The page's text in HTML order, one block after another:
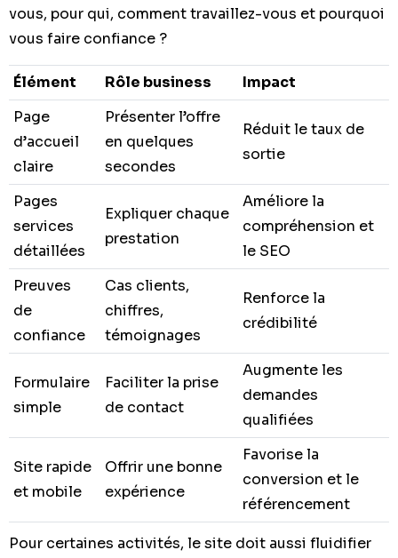
vous, pour qui, comment travaillez-vous et pourquoi
vous faire confiance ?
Élément Rôle business
Impact
Page
d’accueil
claire
Présenter l’offre
en quelques
secondes
Réduit le taux de
sortie
Pages
services
détaillées
Expliquer chaque
prestation
Améliore la
compréhension et
le SEO
Preuves
de
confiance
Cas clients,
chiffres,
témoignages
Renforce la
crédibilité
Formulaire
simple
Faciliter la prise
de contact
Augmente les
demandes
qualifiées
Site rapide
et mobile
Offrir une bonne
expérience
Favorise la
conversion et le
référencement
Pour certaines activités, le site doit aussi fluidifier